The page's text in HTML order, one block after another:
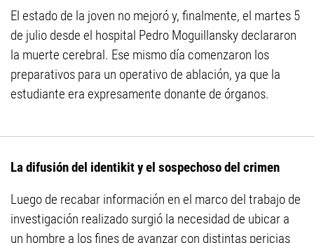
El estado de la joven no mejoró y, finalmente, el martes 5
de julio desde el hospital Pedro Moguillansky declararon
la muerte cerebral. Ese mismo día comenzaron los
preparativos para un operativo de ablación, ya que la
estudiante era expresamente donante de órganos.
La difusión del identikit y el sospechoso del crimen
Luego de recabar información en el marco del trabajo de
investigación realizado surgió la necesidad de ubicar a
un hombre a los fines de avanzar con distintas pericias